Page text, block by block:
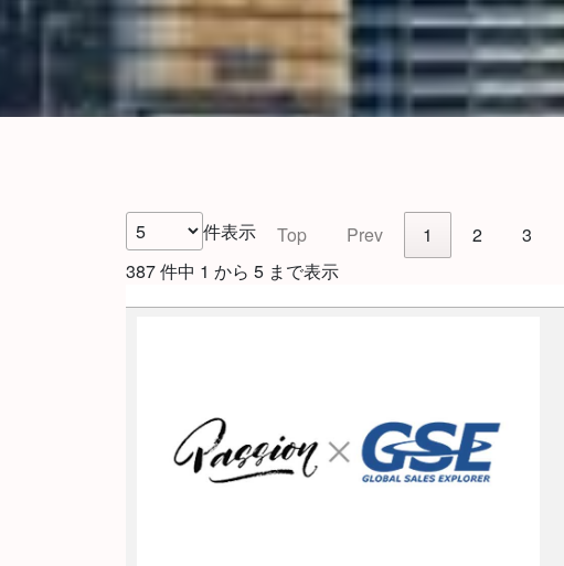
件表示 Top Prev 1 2 3
387 件中 1 から 5 まで表示